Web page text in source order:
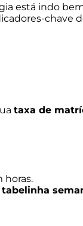
está indo
chave
taxa de
horas.